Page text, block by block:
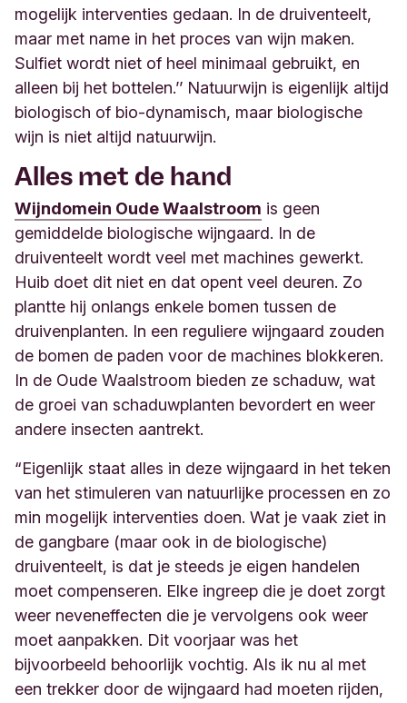
mogelijk interventies gedaan. In de druiventeelt,
maar met name in het proces van wijn maken.
Sulfiet wordt niet of heel minimaal gebruikt, en
alleen bij het bottelen.’’ Natuurwijn is eigenlijk altijd
biologisch of bio-dynamisch, maar biologische
wijn is niet altijd natuurwijn.
Alles met de hand
Wijndomein Oude Waalstroom is geen
gemiddelde biologische wijngaard. In de
druiventeelt wordt veel met machines gewerkt.
Huib doet dit niet en dat opent veel deuren. Zo
plantte hij onlangs enkele bomen tussen de
druivenplanten. In een reguliere wijngaard zouden
de bomen de paden voor de machines blokkeren.
In de Oude Waalstroom bieden ze schaduw, wat
de groei van schaduwplanten bevordert en weer
andere insecten aantrekt.
“Eigenlijk staat alles in deze wijngaard in het teken
van het stimuleren van natuurlijke processen en zo
min mogelijk interventies doen. Wat je vaak ziet in
de gangbare (maar ook in de biologische)
druiventeelt, is dat je steeds je eigen handelen
moet compenseren. Elke ingreep die je doet zorgt
weer neveneffecten die je vervolgens ook weer
moet aanpakken. Dit voorjaar was het
bijvoorbeeld behoorlijk vochtig. Als ik nu al met
een trekker door de wijngaard had moeten rijden,